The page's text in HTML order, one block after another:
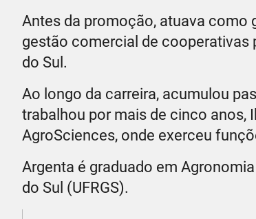
Antes da promoção, atuava como
gestão comercial de cooperativas
do Sul.
Ao longo da carreira, acumulou
trabalhou por mais de cinco anos,
AgroSciences, onde exerceu
Argenta é graduado em
do Sul (UFRGS).